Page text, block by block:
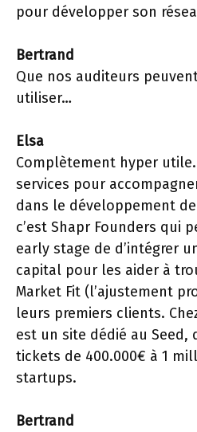
pour développer son
Bertrand
Que nos auditeurs
utiliser…
Elsa
Complètement hyper
services pour
dans le développement
c’est Shapr Founders qui
early stage de d’intégrer
capital pour les aider à
Market Fit (l’ajustement
leurs premiers clients.
est un site dédié au Seed,
tickets de 400.000€ à 1
startups.
Bertrand